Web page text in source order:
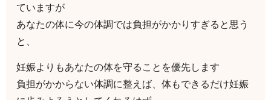
ていますが
あなたの体に今の体調では負担がかかりすぎると思う
と、
妊娠よりもあなたの体を守ることを優先します
負担がかからない体調に整えば、体もできるだけ妊娠